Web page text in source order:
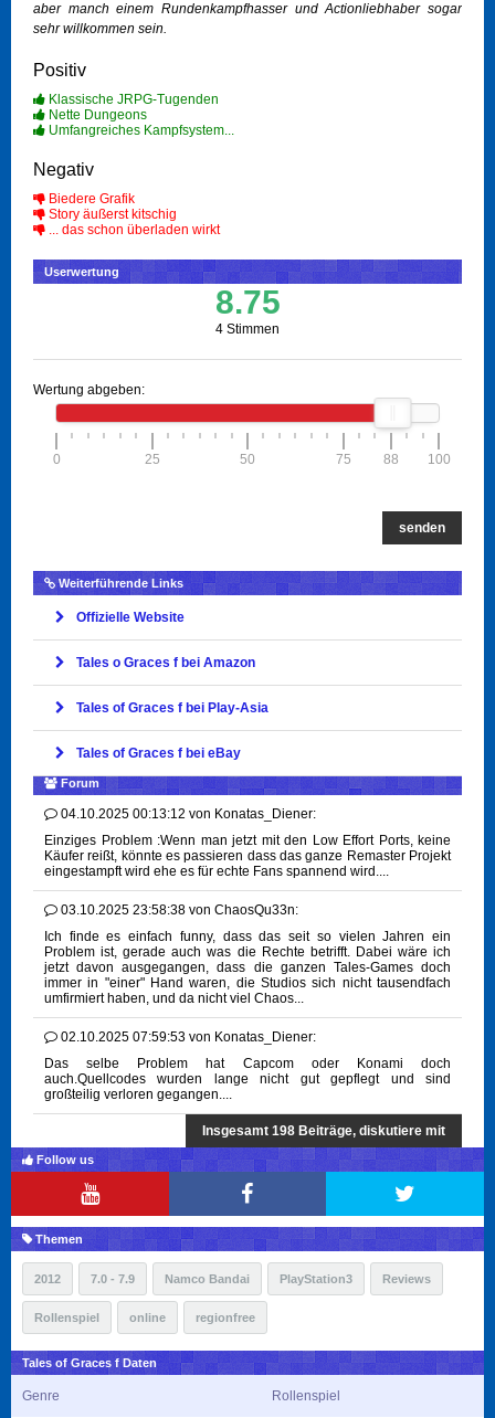
aber manch einem Rundenkampfhasser und Actionliebhaber sogar
sehr willkommen sein.
Positiv
Klassische JRPG-Tugenden
Nette Dungeons
Umfangreiches Kampfsystem...
Negativ
Biedere Grafik
Story äußerst kitschig
... das schon überladen wirkt
Userwertung
8.75
4 Stimmen
Wertung abgeben:
0 25 50 75 88 100
senden
Weiterführende Links
Offizielle Website
Tales o Graces f bei Amazon
Tales of Graces f bei Play-Asia
Tales of Graces f bei eBay
Forum
04.10.2025 00:13:12 von Konatas_Diener:
Einziges Problem :Wenn man jetzt mit den Low Effort Ports, keine
Käufer reißt, könnte es passieren dass das ganze Remaster Projekt
eingestampft wird ehe es für echte Fans spannend wird....
03.10.2025 23:58:38 von ChaosQu33n:
Ich finde es einfach funny, dass das seit so vielen Jahren ein
Problem ist, gerade auch was die Rechte betrifft. Dabei wäre ich
jetzt davon ausgegangen, dass die ganzen Tales-Games doch
immer in "einer" Hand waren, die Studios sich nicht tausendfach
umfirmiert haben, und da nicht viel Chaos...
02.10.2025 07:59:53 von Konatas_Diener:
Das selbe Problem hat Capcom oder Konami doch
auch.Quellcodes wurden lange nicht gut gepflegt und sind
großteilig verloren gegangen....
Insgesamt 198 Beiträge, diskutiere mit
Follow us
Themen
2012 7.0 - 7.9 Namco Bandai PlayStation3 Reviews
Rollenspiel online regionfree
Tales of Graces f Daten
Genre Rollenspiel